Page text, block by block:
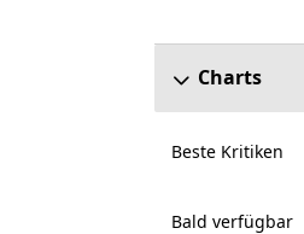
Charts
Beste Kritiken
Bald verfügbar